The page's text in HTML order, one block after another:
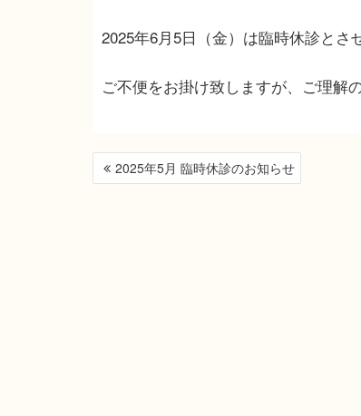
2025年6月5日（金）は臨時休診とさ
ご不便をお掛け致しますが、ご理解
投
稿
2025年5月 臨時休診のお知らせ